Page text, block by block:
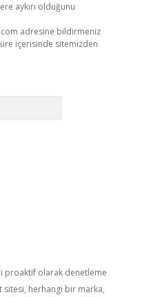
aykırı olduğunu
adresine bildirmeniz
içerisinde sitemizden
proaktif olarak denetleme
sitesi, herhangi bir marka,